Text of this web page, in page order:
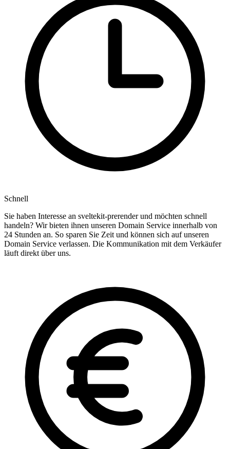
Schnell
Sie haben Interesse an sveltekit-prerender und möchten schnell
handeln? Wir bieten ihnen unseren Domain Service innerhalb von
24 Stunden an. So sparen Sie Zeit und können sich auf unseren
Domain Service verlassen. Die Kommunikation mit dem Verkäufer
läuft direkt über uns.